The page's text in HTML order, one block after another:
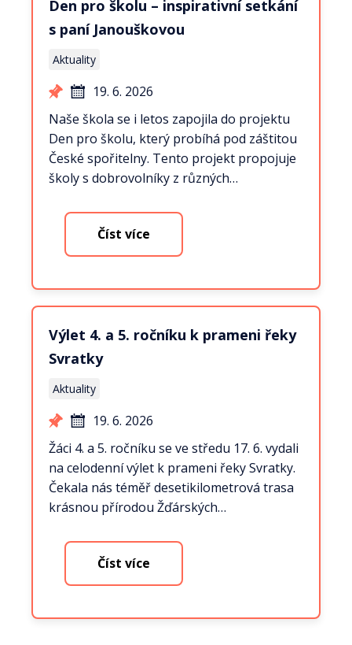
Den pro školu – inspirativní setkání
s paní Janouškovou
Aktuality
19. 6. 2026
Naše škola se i letos zapojila do projektu
Den pro školu, který probíhá pod záštitou
České spořitelny. Tento projekt propojuje
školy s dobrovolníky z různých…
Číst více
Výlet 4. a 5. ročníku k prameni řeky
Svratky
Aktuality
19. 6. 2026
Žáci 4. a 5. ročníku se ve středu 17. 6. vydali
na celodenní výlet k prameni řeky Svratky.
Čekala nás téměř desetikilometrová trasa
krásnou přírodou Žďárských…
Číst více